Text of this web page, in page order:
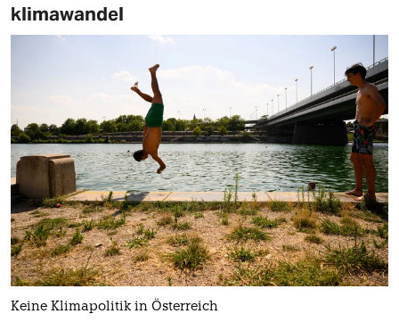
klimawandel
Keine Klimapolitik in Österreich